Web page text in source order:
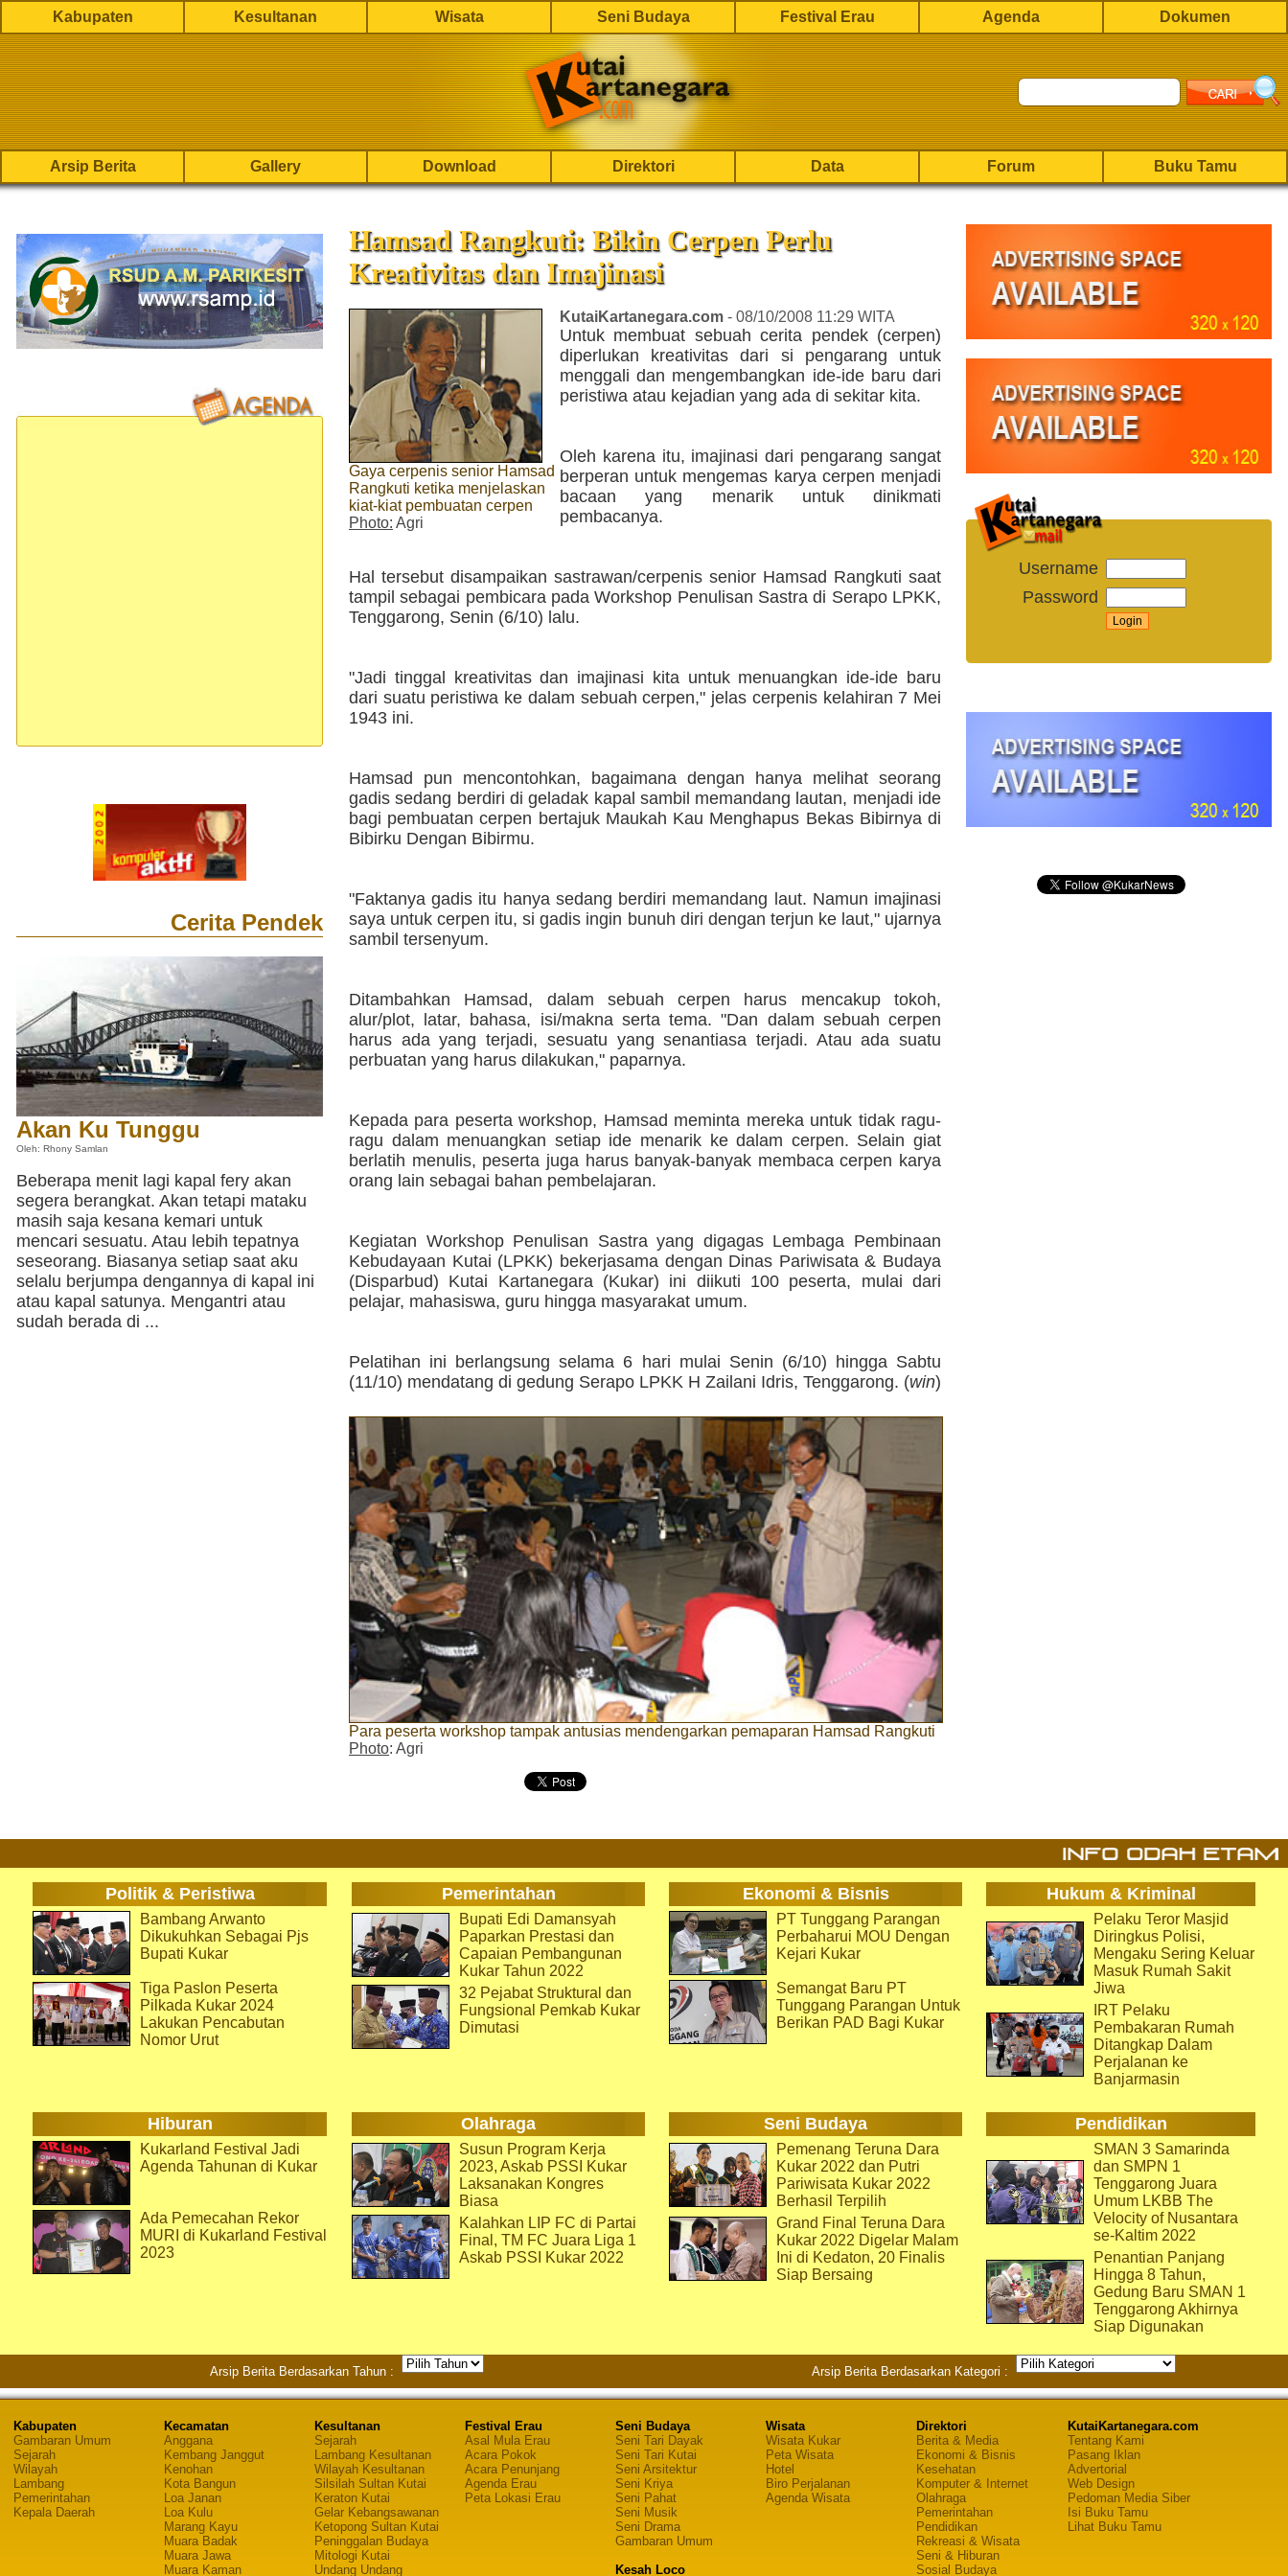
Kabupaten Kesultanan Wisata Seni Budaya Festival Erau Agenda Dokumen
Arsip Berita Gallery Download Direktori Data Forum Buku Tamu
Cerita Pendek
Akan Ku Tunggu
Oleh: Rhony Samlan
Beberapa menit lagi kapal fery akan
segera berangkat. Akan tetapi mataku
masih saja kesana kemari untuk
mencari sesuatu. Atau lebih tepatnya
seseorang. Biasanya setiap saat aku
selalu berjumpa dengannya di kapal ini
atau kapal satunya. Mengantri atau
sudah berada di ...
Hamsad Rangkuti: Bikin Cerpen Perlu
Kreativitas dan Imajinasi
Gaya cerpenis senior Hamsad
Rangkuti ketika menjelaskan
kiat-kiat pembuatan cerpen
Photo: Agri
KutaiKartanegara.com - 08/10/2008 11:29 WITA
Untuk membuat sebuah cerita pendek (cerpen)
diperlukan kreativitas dari si pengarang untuk
menggali dan mengembangkan ide-ide baru dari
peristiwa atau kejadian yang ada di sekitar kita.
Oleh karena itu, imajinasi dari pengarang sangat
berperan untuk mengemas karya cerpen menjadi
bacaan yang menarik untuk dinikmati
pembacanya.
Hal tersebut disampaikan sastrawan/cerpenis senior Hamsad Rangkuti saat
tampil sebagai pembicara pada Workshop Penulisan Sastra di Serapo LPKK,
Tenggarong, Senin (6/10) lalu.
"Jadi tinggal kreativitas dan imajinasi kita untuk menuangkan ide-ide baru
dari suatu peristiwa ke dalam sebuah cerpen," jelas cerpenis kelahiran 7 Mei
1943 ini.
Hamsad pun mencontohkan, bagaimana dengan hanya melihat seorang
gadis sedang berdiri di geladak kapal sambil memandang lautan, menjadi ide
bagi pembuatan cerpen bertajuk Maukah Kau Menghapus Bekas Bibirnya di
Bibirku Dengan Bibirmu.
"Faktanya gadis itu hanya sedang berdiri memandang laut. Namun imajinasi
saya untuk cerpen itu, si gadis ingin bunuh diri dengan terjun ke laut," ujarnya
sambil tersenyum.
Ditambahkan Hamsad, dalam sebuah cerpen harus mencakup tokoh,
alur/plot, latar, bahasa, isi/makna serta tema. "Dan dalam sebuah cerpen
harus ada yang terjadi, sesuatu yang senantiasa terjadi. Atau ada suatu
perbuatan yang harus dilakukan," paparnya.
Kepada para peserta workshop, Hamsad meminta mereka untuk tidak ragu-
ragu dalam menuangkan setiap ide menarik ke dalam cerpen. Selain giat
berlatih menulis, peserta juga harus banyak-banyak membaca cerpen karya
orang lain sebagai bahan pembelajaran.
Kegiatan Workshop Penulisan Sastra yang digagas Lembaga Pembinaan
Kebudayaan Kutai (LPKK) bekerjasama dengan Dinas Pariwisata & Budaya
(Disparbud) Kutai Kartanegara (Kukar) ini diikuti 100 peserta, mulai dari
pelajar, mahasiswa, guru hingga masyarakat umum.
Pelatihan ini berlangsung selama 6 hari mulai Senin (6/10) hingga Sabtu
(11/10) mendatang di gedung Serapo LPKK H Zailani Idris, Tenggarong. (win)
Para peserta workshop tampak antusias mendengarkan pemaparan Hamsad Rangkuti
Photo: Agri
Username
Password
Politik & Peristiwa Pemerintahan Ekonomi & Bisnis Hukum & Kriminal
Bambang Arwanto
Dikukuhkan Sebagai Pjs
Bupati Kukar
Tiga Paslon Peserta
Pilkada Kukar 2024
Lakukan Pencabutan
Nomor Urut
Bupati Edi Damansyah
Paparkan Prestasi dan
Capaian Pembangunan
Kukar Tahun 2022
32 Pejabat Struktural dan
Fungsional Pemkab Kukar
Dimutasi
PT Tunggang Parangan
Perbaharui MOU Dengan
Kejari Kukar
Semangat Baru PT
Tunggang Parangan Untuk
Berikan PAD Bagi Kukar
Pelaku Teror Masjid
Diringkus Polisi,
Mengaku Sering Keluar
Masuk Rumah Sakit
Jiwa
IRT Pelaku
Pembakaran Rumah
Ditangkap Dalam
Perjalanan ke
Banjarmasin
Hiburan Olahraga Seni Budaya Pendidikan
Kukarland Festival Jadi
Agenda Tahunan di Kukar
Ada Pemecahan Rekor
MURI di Kukarland Festival
2023
Susun Program Kerja
2023, Askab PSSI Kukar
Laksanakan Kongres
Biasa
Kalahkan LIP FC di Partai
Final, TM FC Juara Liga 1
Askab PSSI Kukar 2022
Pemenang Teruna Dara
Kukar 2022 dan Putri
Pariwisata Kukar 2022
Berhasil Terpilih
Grand Final Teruna Dara
Kukar 2022 Digelar Malam
Ini di Kedaton, 20 Finalis
Siap Bersaing
SMAN 3 Samarinda
dan SMPN 1
Tenggarong Juara
Umum LKBB The
Velocity of Nusantara
se-Kaltim 2022
Penantian Panjang
Hingga 8 Tahun,
Gedung Baru SMAN 1
Tenggarong Akhirnya
Siap Digunakan
Arsip Berita Berdasarkan Tahun : Arsip Berita Berdasarkan Kategori :
Kabupaten
Gambaran Umum
Sejarah
Wilayah
Lambang
Pemerintahan
Kepala Daerah
Kecamatan
Anggana
Kembang Janggut
Kenohan
Kota Bangun
Loa Janan
Loa Kulu
Marang Kayu
Muara Badak
Muara Jawa
Muara Kaman
Kesultanan
Sejarah
Lambang Kesultanan
Wilayah Kesultanan
Silsilah Sultan Kutai
Keraton Kutai
Gelar Kebangsawanan
Ketopong Sultan Kutai
Peninggalan Budaya
Mitologi Kutai
Undang Undang
Festival Erau
Asal Mula Erau
Acara Pokok
Acara Penunjang
Agenda Erau
Peta Lokasi Erau
Seni Budaya
Seni Tari Dayak
Seni Tari Kutai
Seni Arsitektur
Seni Kriya
Seni Pahat
Seni Musik
Seni Drama
Gambaran Umum
Kesah Loco
Wisata
Wisata Kukar
Peta Wisata
Hotel
Biro Perjalanan
Agenda Wisata
Direktori
Berita & Media
Ekonomi & Bisnis
Kesehatan
Komputer & Internet
Olahraga
Pemerintahan
Pendidikan
Rekreasi & Wisata
Seni & Hiburan
Sosial Budaya
KutaiKartanegara.com
Tentang Kami
Pasang Iklan
Advertorial
Web Design
Pedoman Media Siber
Isi Buku Tamu
Lihat Buku Tamu